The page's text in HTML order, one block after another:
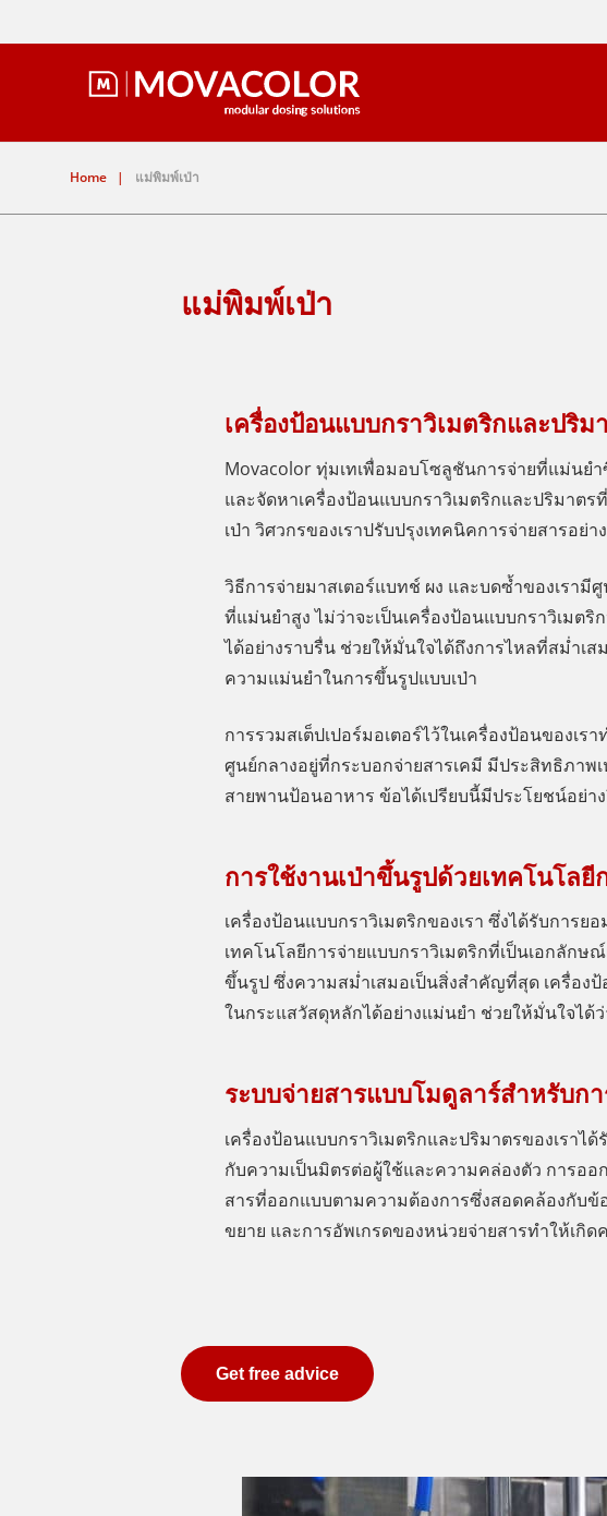
Home | แม่พิมพ์เป่า
แม่พิมพ์เป่า
เครื่องป้อนแบบกราวิเมตริกและปริ
Movacolor ทุ่มเทเพื่อมอบโซลูชันการจ่ายที่แม่นย
และจัดหาเครื่องป้อนแบบกราวิเมตริกและปริมา
เป่า วิศวกรของเราปรับปรุงเทคนิคการจ่ายสารอย่
วิธีการจ่ายมาสเตอร์แบทช์ ผง และบดซ้ำของเรามี
ที่แม่นยำสูง ไม่ว่าจะเป็นเครื่องป้อนแบบกราวิเมต
ได้อย่างราบรื่น ช่วยให้มั่นใจได้ถึงการไหลที่สม่ำเ
ความแม่นยำในการขึ้นรูปแบบเป่า
การรวมสเต็ปเปอร์มอเตอร์ไว้ในเครื่องป้อนของ
ศูนย์กลางอยู่ที่กระบอกจ่ายสารเคมี มีประสิทธิภาพ
สายพานป้อนอาหาร ข้อได้เปรียบนี้มีประโยชน์อย่า
การใช้งานเป่าขึ้นรูปด้วยเทคโนโล
เครื่องป้อนแบบกราวิเมตริกของเรา ซึ่งได้รับการ
เทคโนโลยีการจ่ายแบบกราวิเมตริกที่เป็นเอกลักษ
ขึ้นรูป ซึ่งความสม่ำเสมอเป็นสิ่งสำคัญที่สุด เครื่อง
ในกระแสวัสดุหลักได้อย่างแม่นยำ ช่วยให้มั่นใจได้
ระบบจ่ายสารแบบโมดูลาร์สำหรับก
เครื่องป้อนแบบกราวิเมตริกและปริมาตรของเรา
กับความเป็นมิตรต่อผู้ใช้และความคล่องตัว การอ
สารที่ออกแบบตามความต้องการซึ่งสอดคล้องกับข้
ขยาย และการอัพเกรดของหน่วยจ่ายสารทำให้เ
Get free advice